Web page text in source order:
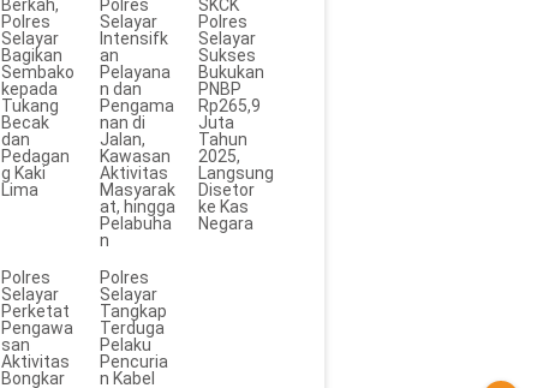
Berkah,
Polres
Selayar
Bagikan
Sembako
kepada
Tukang
Becak
dan
Pedagan
g Kaki
Lima
Polres
Selayar
Intensifk
an
Pelayana
n dan
Pengama
nan di
Jalan,
Kawasan
Aktivitas
Masyarak
at, hingga
Pelabuha
n
SKCK
Polres
Selayar
Sukses
Bukukan
PNBP
Rp265,9
Juta
Tahun
2025,
Langsung
Disetor
ke Kas
Negara
Polres
Selayar
Perketat
Pengawa
san
Aktivitas
Bongkar
Polres
Selayar
Tangkap
Terduga
Pelaku
Pencuria
n Kabel